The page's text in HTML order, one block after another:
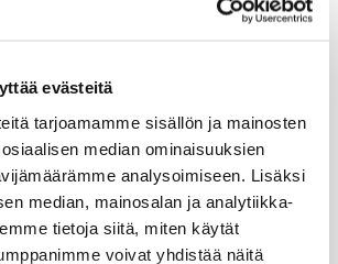
evästeitä
tarjoamamme sisällön ja mainosten
median ominaisuuksien
analysoimiseen. Lisäksi
median, mainosalan ja analytiikka-
tietoja siitä, miten käytät
voivat yhdistää näitä